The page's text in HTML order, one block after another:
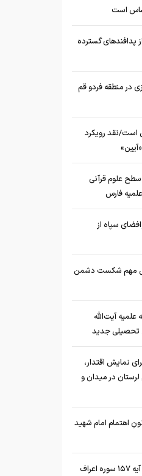
است
پا تا عبور از پدافند‌های گسترده
در منطقه فردو قم
است/نقد رویکرد
سطح علوم قرآنی
فارس
سپاه از
مهم شکست دشمن
آیت‌الله
تحصیلی جدید
نمایش اقتدار،
در میدان و
اهتمام امام شهید